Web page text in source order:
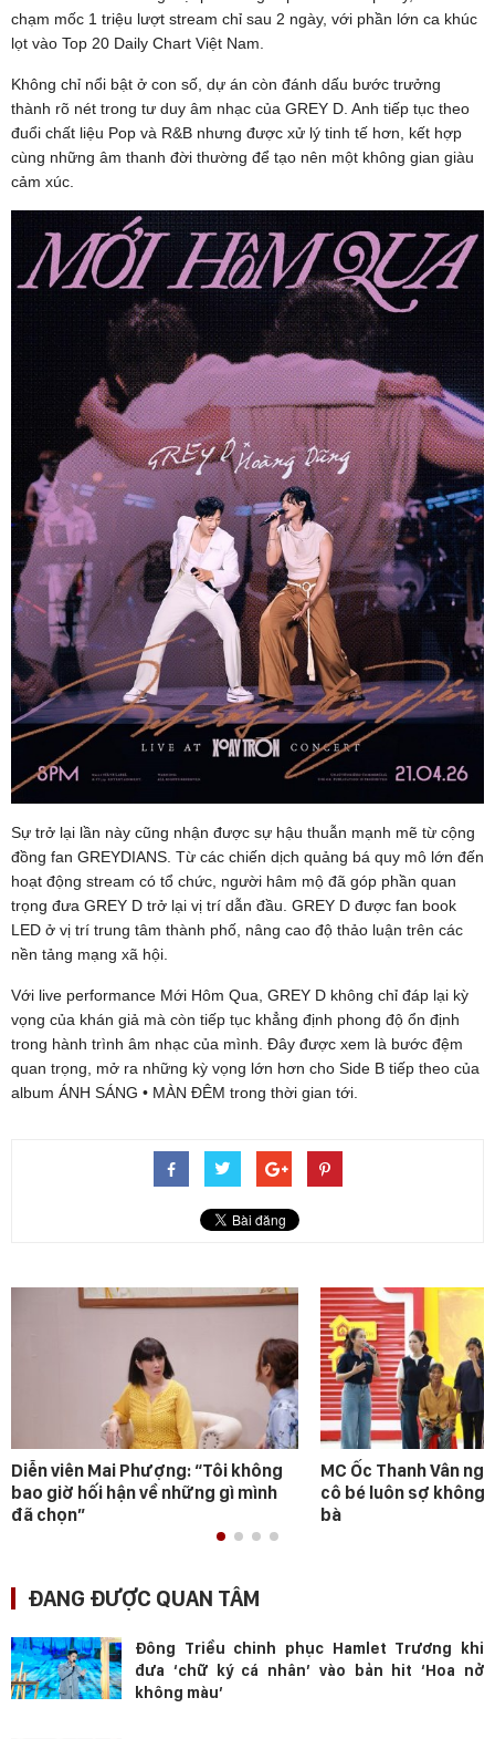
chạm mốc 1 triệu lượt stream chỉ sau 2 ngày, với phần lớn ca khúc
lọt vào Top 20 Daily Chart Việt Nam.
Không chỉ nổi bật ở con số, dự án còn đánh dấu bước trưởng
thành rõ nét trong tư duy âm nhạc của GREY D. Anh tiếp tục theo
đuổi chất liệu Pop và R&B nhưng được xử lý tinh tế hơn, kết hợp
cùng những âm thanh đời thường để tạo nên một không gian giàu
cảm xúc.
Sự trở lại lần này cũng nhận được sự hậu thuẫn mạnh mẽ từ cộng
đồng fan GREYDIANS. Từ các chiến dịch quảng bá quy mô lớn đến
hoạt động stream có tổ chức, người hâm mộ đã góp phần quan
trọng đưa GREY D trở lại vị trí dẫn đầu. GREY D được fan book
LED ở vị trí trung tâm thành phố, nâng cao độ thảo luận trên các
nền tảng mạng xã hội.
Với live performance Mới Hôm Qua, GREY D không chỉ đáp lại kỳ
vọng của khán giả mà còn tiếp tục khẳng định phong độ ổn định
trong hành trình âm nhạc của mình. Đây được xem là bước đệm
quan trọng, mở ra những kỳ vọng lớn hơn cho Side B tiếp theo của
album ÁNH SÁNG • MÀN ĐÊM trong thời gian tới.
Diễn viên Mai Phượng: “Tôi không
bao giờ hối hận về những gì mình
đã chọn”
MC Ốc Thanh Vân
cô bé luôn sợ không
bà
ĐANG ĐƯỢC QUAN TÂM
Đông Triều chinh phục Hamlet Trương khi
đưa ‘chữ ký cá nhân’ vào bản hit ‘Hoa nở
không màu’